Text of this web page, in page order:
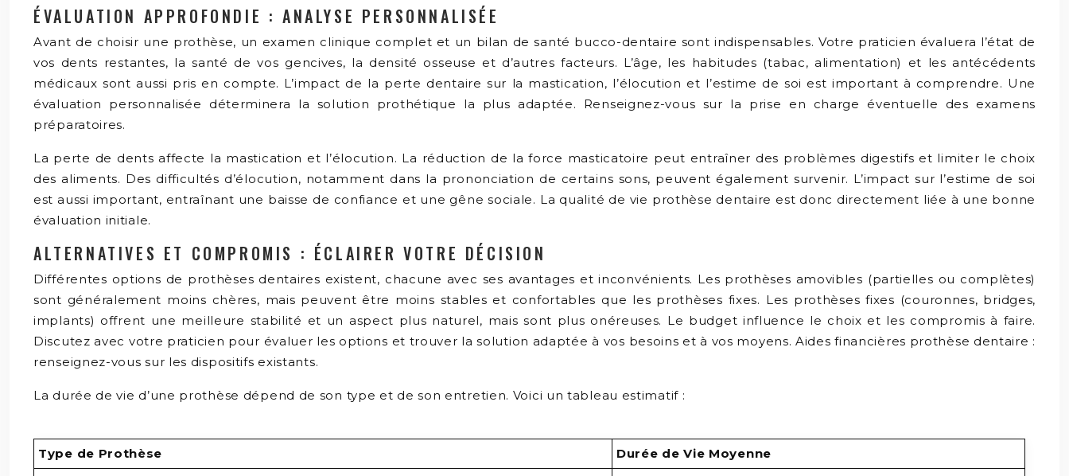
ÉVALUATION APPROFONDIE : ANALYSE PERSONNALISÉE
Avant de choisir une prothèse, un examen clinique complet et un bilan de santé bucco-dentaire sont indispensables. Votre praticien évaluera l’état de
vos dents restantes, la santé de vos gencives, la densité osseuse et d’autres facteurs. L’âge, les habitudes (tabac, alimentation) et les antécédents
médicaux sont aussi pris en compte. L’impact de la perte dentaire sur la mastication, l’élocution et l’estime de soi est important à comprendre. Une
évaluation personnalisée déterminera la solution prothétique la plus adaptée. Renseignez-vous sur la prise en charge éventuelle des examens
préparatoires.
La perte de dents affecte la mastication et l’élocution. La réduction de la force masticatoire peut entraîner des problèmes digestifs et limiter le choix
des aliments. Des difficultés d’élocution, notamment dans la prononciation de certains sons, peuvent également survenir. L’impact sur l’estime de soi
est aussi important, entraînant une baisse de confiance et une gêne sociale. La qualité de vie prothèse dentaire est donc directement liée à une bonne
évaluation initiale.
ALTERNATIVES ET COMPROMIS : ÉCLAIRER VOTRE DÉCISION
Différentes options de prothèses dentaires existent, chacune avec ses avantages et inconvénients. Les prothèses amovibles (partielles ou complètes)
sont généralement moins chères, mais peuvent être moins stables et confortables que les prothèses fixes. Les prothèses fixes (couronnes, bridges,
implants) offrent une meilleure stabilité et un aspect plus naturel, mais sont plus onéreuses. Le budget influence le choix et les compromis à faire.
Discutez avec votre praticien pour évaluer les options et trouver la solution adaptée à vos besoins et à vos moyens. Aides financières prothèse dentaire :
renseignez-vous sur les dispositifs existants.
La durée de vie d’une prothèse dépend de son type et de son entretien. Voici un tableau estimatif :
Type de Prothèse Durée de Vie Moyenne